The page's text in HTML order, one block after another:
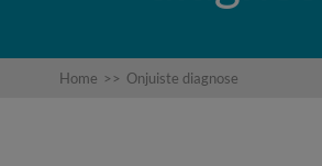
Home >> Onjuiste diagnose